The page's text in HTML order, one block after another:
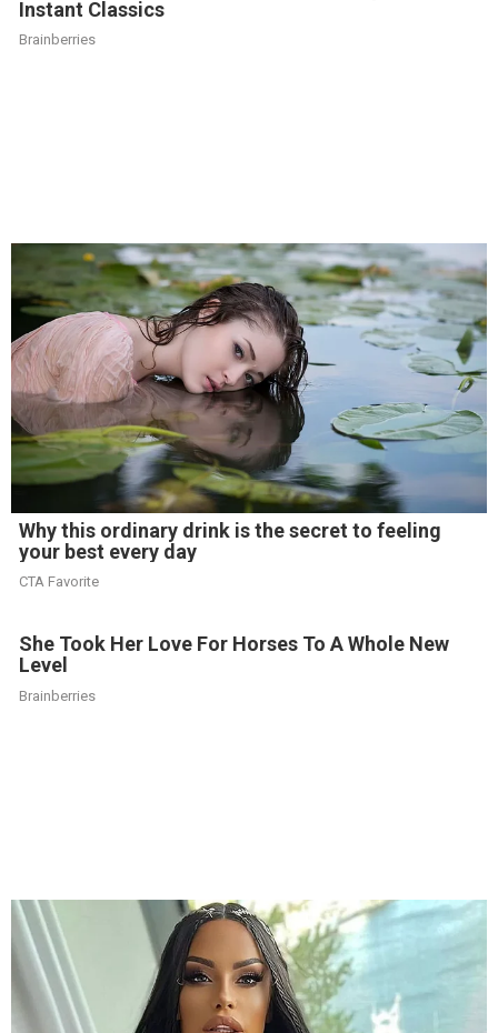
Instant Classics
Brainberries
Why this ordinary drink is the secret to feeling
your best every day
CTA Favorite
She Took Her Love For Horses To A Whole New
Level
Brainberries